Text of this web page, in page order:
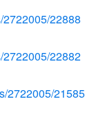
22888
2722005/22882
2722005/21585